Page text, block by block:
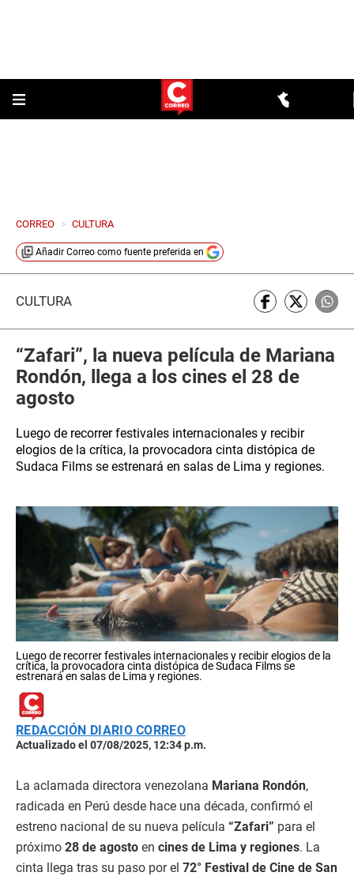
CORREO > CULTURA
Añadir Correo como fuente preferida en
CULTURA
“Zafari”, la nueva película de Mariana
Rondón, llega a los cines el 28 de
agosto
Luego de recorrer festivales internacionales y recibir
elogios de la crítica, la provocadora cinta distópica de
Sudaca Films se estrenará en salas de Lima y regiones.
Luego de recorrer festivales internacionales y recibir elogios de la
crítica, la provocadora cinta distópica de Sudaca Films se
estrenará en salas de Lima y regiones.
REDACCIÓN DIARIO CORREO
Actualizado el 07/08/2025, 12:34 p.m.
La aclamada directora venezolana Mariana Rondón,
radicada en Perú desde hace una década, confirmó el
estreno nacional de su nueva película “Zafari” para el
próximo 28 de agosto en cines de Lima y regiones. La
cinta llega tras su paso por el 72° Festival de Cine de San